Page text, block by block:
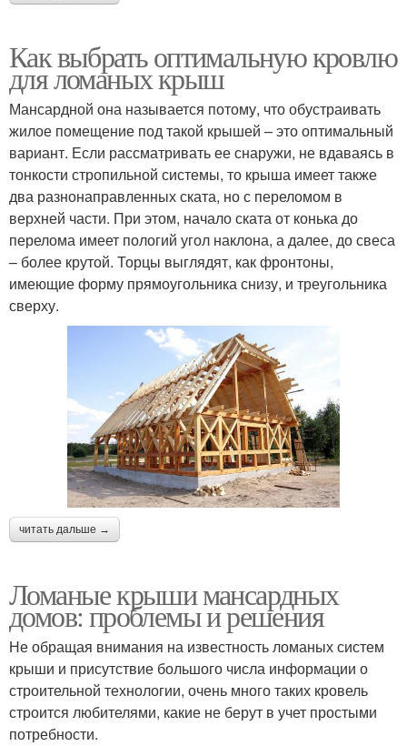
Как выбрать оптимальную кровлю
для ломаных крыш
Мансардной она называется потому, что обустраивать
жилое помещение под такой крышей – это оптимальный
вариант. Если рассматривать ее снаружи, не вдаваясь в
тонкости стропильной системы, то крыша имеет также
два разнонаправленных ската, но с переломом в
верхней части. При этом, начало ската от конька до
перелома имеет пологий угол наклона, а далее, до свеса
– более крутой. Торцы выглядят, как фронтоны,
имеющие форму прямоугольника снизу, и треугольника
сверху.
читать дальше →
Ломаные крыши мансардных
домов: проблемы и решения
Не обращая внимания на известность ломаных систем
крыши и присутствие большого числа информации о
строительной технологии, очень много таких кровель
строится любителями, какие не берут в учет простыми
потребности.